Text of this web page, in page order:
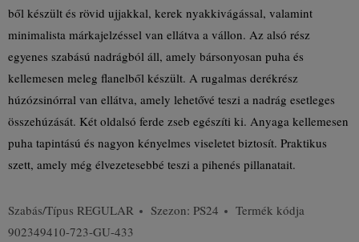
ből készült és rövid ujjakkal, kerek nyakkivágással, valamint
minimalista márkajelzéssel van ellátva a vállon. Az alsó rész
egyenes szabású nadrágból áll, amely bársonyosan puha és
kellemesen meleg flanelből készült. A rugalmas derékrész
húzózsinórral van ellátva, amely lehetővé teszi a nadrág esetleges
összehúzását. Két oldalsó ferde zseb egészíti ki. Anyaga kellemesen
puha tapintású és nagyon kényelmes viseletet biztosít. Praktikus
szett, amely még élvezetesebbé teszi a pihenés pillanatait.
Szabás/Típus REGULAR Szezon: PS24
Termék kódja
902349410-723-GU-433